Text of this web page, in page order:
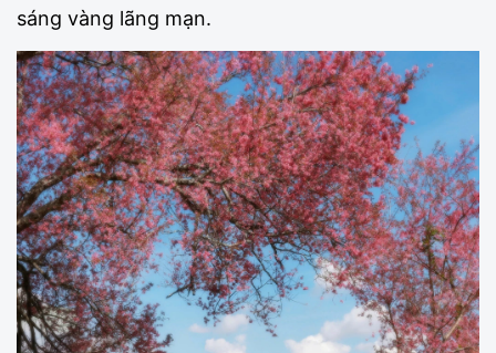
sáng vàng lãng mạn.